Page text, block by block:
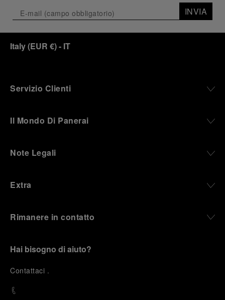
INVIA
Italy(EUR €)- IT
Servizio Clienti
Il Mondo Di Panerai
Note Legali
Extra
Rimanere in contatto
Hai bisogno di aiuto?
Contattaci .